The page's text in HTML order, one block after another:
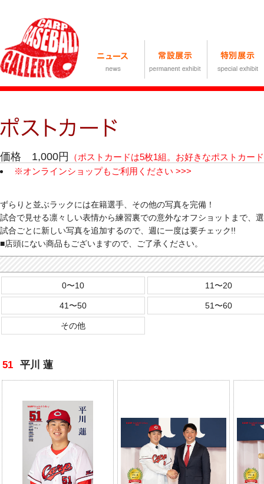
価格 1,000円
（ポストカードは5枚1組。お好きなポストカー
※オンラインショップもご利用ください >>>
ずらりと並ぶラックには在籍選手、その他の写真を完備！
試合で見せる凛々しい表情から練習裏での意外なオフショットまで、
試合ごとに新しい写真を追加するので、週に一度は要チェック!!
■店頭にない商品もございますので、ご了承ください。
0〜10 11〜20
41〜50 51〜60
その他
51 平川 蓮